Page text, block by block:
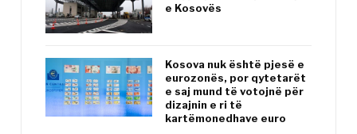
e Kosovës
Kosova nuk është pjesë e
eurozonës, por qytetarët
e saj mund të votojnë për
dizajnin e ri të
kartëmonedhave euro